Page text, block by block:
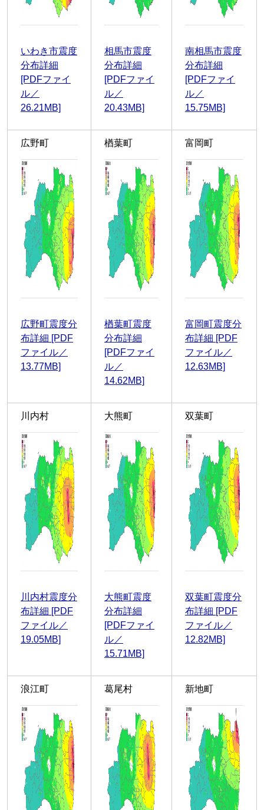
いわき市震度
分布詳細
[PDFファイ
ル／
26.21MB]
相馬市震度
分布詳細
[PDFファイ
ル／
20.43MB]
南相馬市震度
分布詳細
[PDFファイ
ル／
15.75MB]
広野町
広野町震度分
布詳細 [PDF
ファイル／
13.77MB]
楢葉町
楢葉町震度
分布詳細
[PDFファイ
ル／
14.62MB]
富岡町
富岡町震度分
布詳細 [PDF
ファイル／
12.63MB]
川内村
川内村震度分
布詳細 [PDF
ファイル／
19.05MB]
大熊町
大熊町震度
分布詳細
[PDFファイ
ル／
15.71MB]
双葉町
双葉町震度分
布詳細 [PDF
ファイル／
12.82MB]
浪江町 葛尾村 新地町